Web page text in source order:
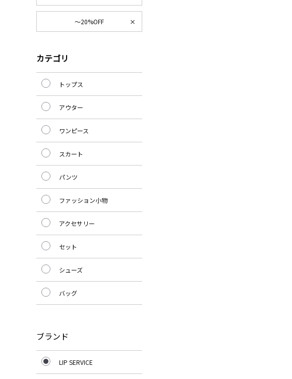
～20%OFF
カテゴリ
トップス
アウター
ワンピース
スカート
パンツ
ファッション小物
アクセサリー
セット
シューズ
バッグ
ブランド
LIP SERVICE